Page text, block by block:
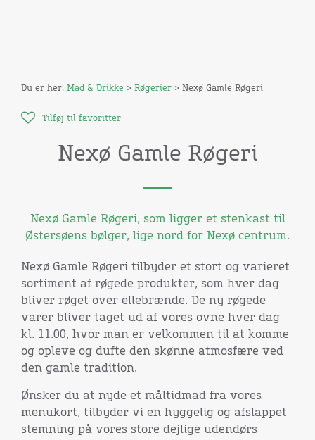
Du er her: Mad & Drikke > Røgerier > Nexø Gamle Røgeri
Tilføj til favoritter
Nexø Gamle Røgeri
Nexø Gamle Røgeri, som ligger et stenkast til
Østersøens bølger, lige nord for Nexø centrum.
Nexø Gamle Røgeri tilbyder et stort og varieret
sortiment af røgede produkter, som hver dag
bliver røget over ellebrænde. De ny røgede
varer bliver taget ud af vores ovne hver dag
kl. 11.00, hvor man er velkommen til at komme
og opleve og dufte den skønne atmosfære ved
den gamle tradition.
Ønsker du at nyde et måltidmad fra vores
menukort, tilbyder vi en hyggelig og afslappet
stemning på vores store dejlige udendørs